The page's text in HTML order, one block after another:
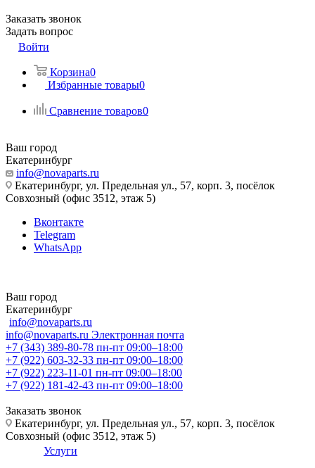
Заказать звонок
Задать вопрос
Войти
Корзина0
Избранные товары0
Сравнение товаров0
Ваш город
Екатеринбург
info@novaparts.ru
Екатеринбург, ул. Предельная ул., 57, корп. 3, посёлок
Совхозный (офис 3512, этаж 5)
Вконтакте
Telegram
WhatsApp
Ваш город
Екатеринбург
info@novaparts.ru
info@novaparts.ru Электронная почта
+7 (343) 389-80-78 пн-пт 09:00–18:00
+7 (922) 603-32-33 пн-пт 09:00–18:00
+7 (922) 223-11-01 пн-пт 09:00–18:00
+7 (922) 181-42-43 пн-пт 09:00–18:00
Заказать звонок
Екатеринбург, ул. Предельная ул., 57, корп. 3, посёлок
Совхозный (офис 3512, этаж 5)
Услуги